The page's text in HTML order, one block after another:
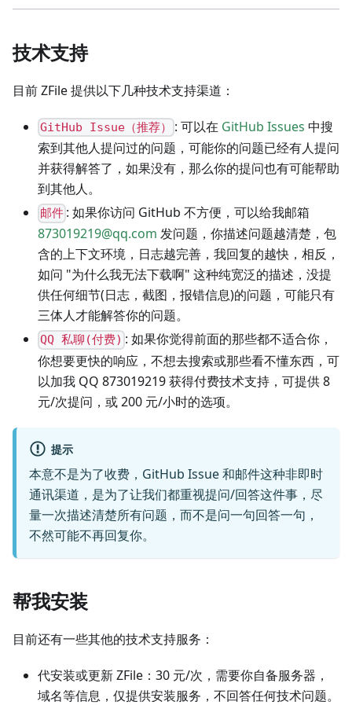
技术支持
目前 ZFile 提供以下几种技术支持渠道：
GitHub Issue（推荐） : 可以在 GitHub Issues 中搜
索到其他人提问过的问题，可能你的问题已经有人提问
并获得解答了，如果没有，那么你的提问也有可能帮助
到其他人。
邮件 : 如果你访问 GitHub 不方便，可以给我邮箱
873019219@qq.com 发问题，你描述问题越清楚，包
含的上下文环境，日志越完善，我回复的越快，相反，
如问 "为什么我无法下载啊" 这种纯宽泛的描述，没提
供任何细节(日志，截图，报错信息)的问题，可能只有
三体人才能解答你的问题。
QQ 私聊(付费) : 如果你觉得前面的那些都不适合你，
你想要更快的响应，不想去搜索或那些看不懂东西，可
以加我 QQ 873019219 获得付费技术支持，可提供 8
元/次提问，或 200 元/小时的选项。
提示
本意不是为了收费，GitHub Issue 和邮件这种非即时
通讯渠道，是为了让我们都重视提问/回答这件事，尽
量一次描述清楚所有问题，而不是问一句回答一句，
不然可能不再回复你。
帮我安装
目前还有一些其他的技术支持服务：
代安装或更新 ZFile：30 元/次，需要你自备服务器，
域名等信息，仅提供安装服务，不回答任何技术问题。